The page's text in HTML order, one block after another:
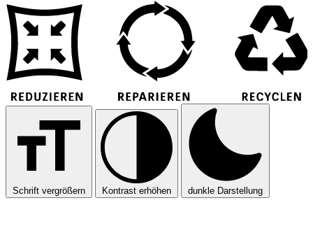
Schrift vergrößern Kontrast erhöhen dunkle Darstellung